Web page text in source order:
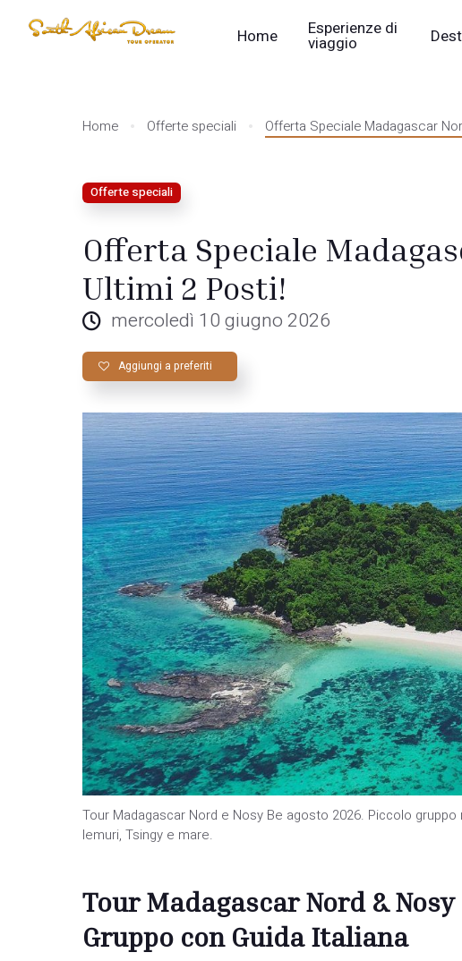
Home Esperienze di
viaggio
Home Offerte speciali Offerta Speciale Madagascar
Offerte speciali
Offerta Speciale
Ultimi 2 Posti!
mercoledì 10 giugno 2026
Aggiungi a preferiti
Tour Madagascar Nord e Nosy Be agosto 2026. Piccolo
lemuri, Tsingy e mare.
Tour Madagascar Nord &
Gruppo con Guida Italiana